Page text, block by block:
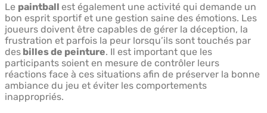
Le paintball est également une activité qui demande un
bon esprit sportif et une gestion saine des émotions. Les
joueurs doivent être capables de gérer la déception, la
frustration et parfois la peur lorsqu’ils sont touchés par
des billes de peinture. Il est important que les
participants soient en mesure de contrôler leurs
réactions face à ces situations afin de préserver la bonne
ambiance du jeu et éviter les comportements
inappropriés.